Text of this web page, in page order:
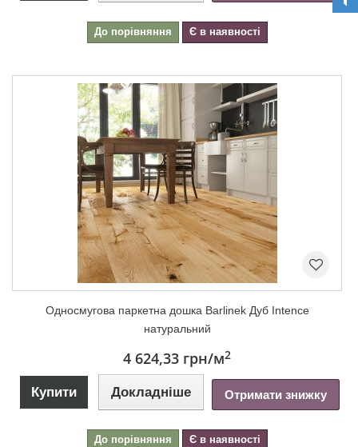
До порівняння Є в наявності
Односмугова паркетна дошка Barlinek Дуб Intence
натуральний
4 624,33 грн/м2
Купити Докладніше Отримати знижку
До порівняння Є в наявності